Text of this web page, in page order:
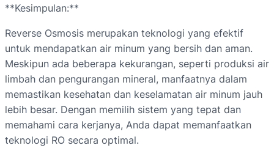
**Kesimpulan:**
Reverse Osmosis merupakan teknologi yang efektif
untuk mendapatkan air minum yang bersih dan aman.
Meskipun ada beberapa kekurangan, seperti produksi air
limbah dan pengurangan mineral, manfaatnya dalam
memastikan kesehatan dan keselamatan air minum jauh
lebih besar. Dengan memilih sistem yang tepat dan
memahami cara kerjanya, Anda dapat memanfaatkan
teknologi RO secara optimal.